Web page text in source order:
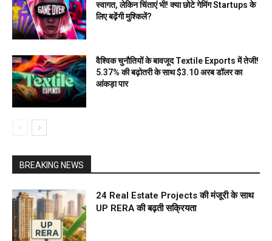
स्वागत, लेकिन चिंताएं भी! क्या छोटे गेमिंग Startups के
लिए बढ़ेंगी मुश्किलें?
वैश्विक चुनौतियों के बावजूद Textile Exports में तेजी!
5.37% की बढ़ोतरी के साथ $3.10 अरब डॉलर का
आंकड़ा पार
BREAKING NEWS
24 Real Estate Projects की मंजूरी के साथ
UP RERA की बढ़ती सक्रियता